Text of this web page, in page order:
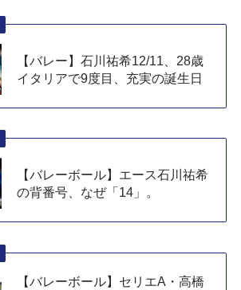
【バレー】石川祐希12/11、28歳
イタリアで9度目、充実の誕生日
【バレーボール】エース石川祐希
の背番号、なぜ「14」。
【バレーボール】セリエA・高橋